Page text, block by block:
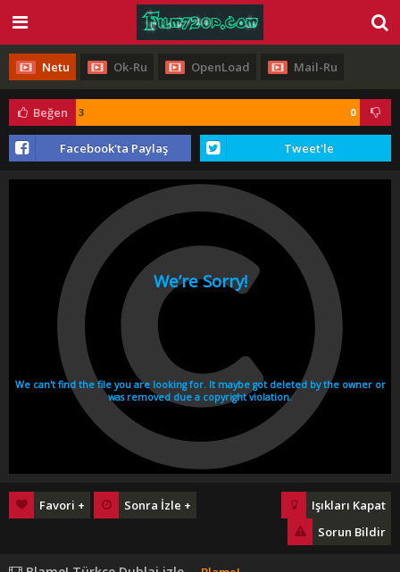
Netu Ok-Ru OpenLoad Mail-Ru
Beğen 3 0
Facebook'ta Paylaş Tweet'le
Favori + Sonra İzle +
Işıkları Kapat
Sorun Bildir